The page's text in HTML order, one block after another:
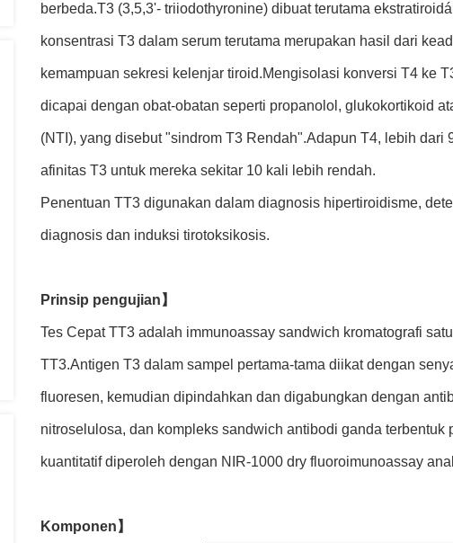
berbeda.T3 (3,5,3'- triiodothyronine) dibuat terutama
konsentrasi T3 dalam serum terutama merupakan hasil dari
kemampuan sekresi kelenjar tiroid.Mengisolasi konversi T4 ke
dicapai dengan obat-obatan seperti propanolol, glukokortikoid
(NTI), yang disebut "sindrom T3 Rendah".Adapun T4, lebih dari
afinitas T3 untuk mereka sekitar 10 kali lebih rendah.
Penentuan TT3 digunakan dalam diagnosis hipertiroidisme,
diagnosis dan induksi tirotoksikosis.
Prinsip pengujian】
Tes Cepat TT3 adalah immunoassay sandwich kromatografi
TT3.Antigen T3 dalam sampel pertama-tama diikat dengan
fluoresen, kemudian dipindahkan dan digabungkan dengan
nitroselulosa, dan kompleks sandwich antibodi ganda
kuantitatif diperoleh dengan NIR-1000 dry fluoroimunoassay
Komponen】